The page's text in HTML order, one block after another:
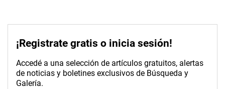
¡Registrate gratis o inicia sesión!
Accedé a una selección de artículos gratuitos, alertas
de noticias y boletines exclusivos de Búsqueda y
Galería.